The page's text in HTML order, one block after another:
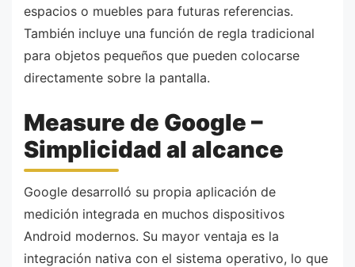
espacios o muebles para futuras referencias.
También incluye una función de regla tradicional
para objetos pequeños que pueden colocarse
directamente sobre la pantalla.
Measure de Google –
Simplicidad al alcance
Google desarrolló su propia aplicación de
medición integrada en muchos dispositivos
Android modernos. Su mayor ventaja es la
integración nativa con el sistema operativo, lo que